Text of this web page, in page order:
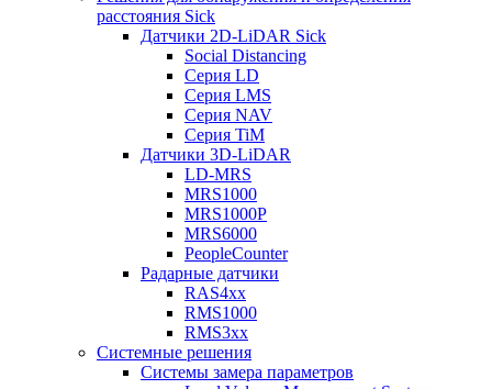
расстояния Sick
Датчики 2D-LiDAR Sick
Social Distancing
Серия LD
Серия LMS
Серия NAV
Серия TiM
Датчики 3D-LiDAR
LD-MRS
MRS1000
MRS1000P
MRS6000
PeopleCounter
Радарные датчики
RAS4xx
RMS1000
RMS3xx
Системные решения
Системы замера параметров